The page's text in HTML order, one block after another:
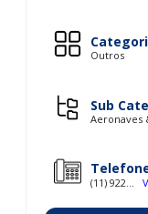
Outros
Sub
Aeronaves
(11) 922...